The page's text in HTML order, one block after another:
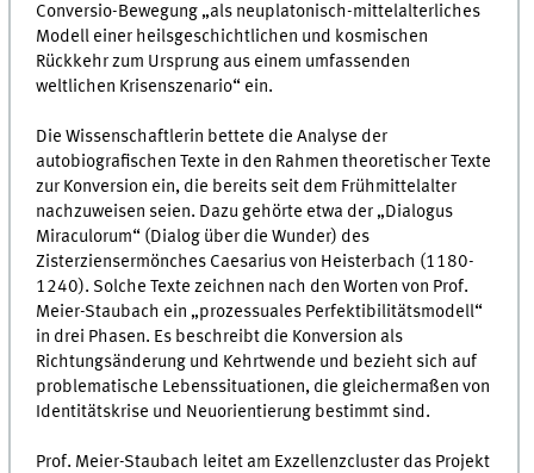
Conversio-Bewegung „als neuplatonisch-mittelalterliches
Modell einer heilsgeschichtlichen und kosmischen
Rückkehr zum Ursprung aus einem umfassenden
weltlichen Krisenszenario“ ein.
Die Wissenschaftlerin bettete die Analyse der
autobiografischen Texte in den Rahmen theoretischer Texte
zur Konversion ein, die bereits seit dem Frühmittelalter
nachzuweisen seien. Dazu gehörte etwa der „Dialogus
Miraculorum“ (Dialog über die Wunder) des
Zisterziensermönches Caesarius von Heisterbach (1180-
1240). Solche Texte zeichnen nach den Worten von Prof.
Meier-Staubach ein „prozessuales Perfektibilitätsmodell“
in drei Phasen. Es beschreibt die Konversion als
Richtungsänderung und Kehrtwende und bezieht sich auf
problematische Lebenssituationen, die gleichermaßen von
Identitätskrise und Neuorientierung bestimmt sind.
Prof. Meier-Staubach leitet am Exzellenzcluster das Projekt